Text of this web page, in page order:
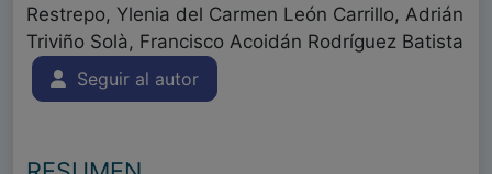
Restrepo, Ylenia del Carmen León Carrillo, Adrián
Triviño Solà, Francisco Acoidán Rodríguez Batista
Seguir al autor